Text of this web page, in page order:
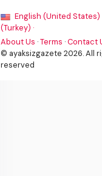
English (United States)
(Turkey) ·
About Us ·Terms ·Contact
© ayaksizgazete 2026. All
reserved